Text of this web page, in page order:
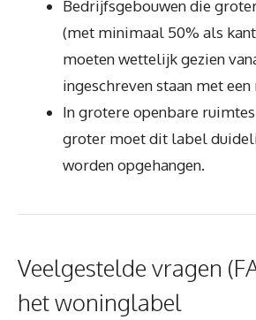
Bedrijfsgebouwen die
(met minimaal 50% als
moeten wettelijk gezien
ingeschreven staan met
In grotere openbare
groter moet dit label
worden opgehangen.
Veelgestelde vragen
het woninglabel